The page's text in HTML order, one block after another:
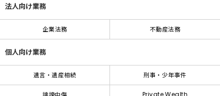
法人向け業務
企業法務 不動産法務
個人向け業務
遺言・遺産相続 刑事・少年事件